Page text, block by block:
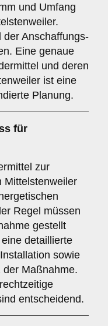
und Umfang
der Anschaffungs-
Eine genaue
und deren
ist eine
Planung.
für
zur
Mittelstenweiler
Regel müssen
gestellt
detaillierte
sowie
der Maßnahme.
entscheidend.